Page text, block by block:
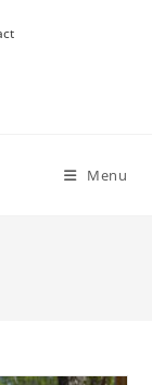
Menu